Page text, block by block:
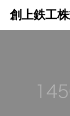
創上鉄工